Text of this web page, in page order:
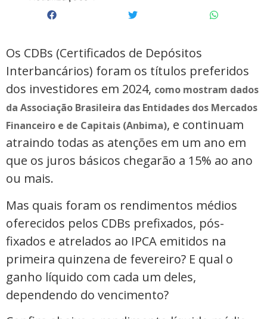
Os CDBs (Certificados de Depósitos
Interbancários) foram os títulos preferidos
dos investidores em 2024, como mostram dados
da Associação Brasileira das Entidades dos Mercados
Financeiro e de Capitais (Anbima), e continuam
atraindo todas as atenções em um ano em
que os juros básicos chegarão a 15% ao ano
ou mais.
Mas quais foram os rendimentos médios
oferecidos pelos CDBs prefixados, pós-
fixados e atrelados ao IPCA emitidos na
primeira quinzena de fevereiro? E qual o
ganho líquido com cada um deles,
dependendo do vencimento?